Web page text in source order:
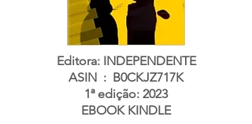
Editora: INDEPENDENTE
ASIN ‏ : ‎ B0CKJZ717K
1ª edição: 2023
EBOOK KINDLE